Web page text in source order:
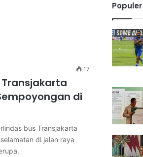
17
Transjakarta
di
bus Transjakarta
di jalan raya
Populer